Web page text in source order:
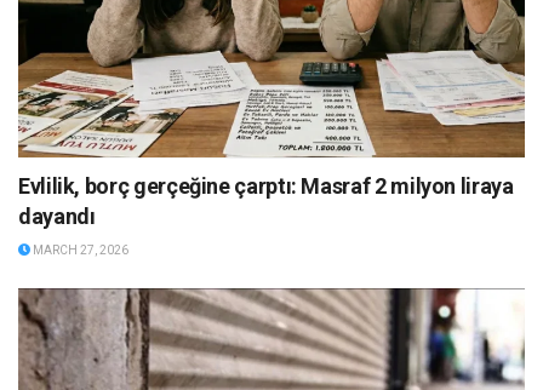
Evlilik, borç gerçeğine çarptı: Masraf 2 milyon liraya
dayandı
MARCH 27, 2026